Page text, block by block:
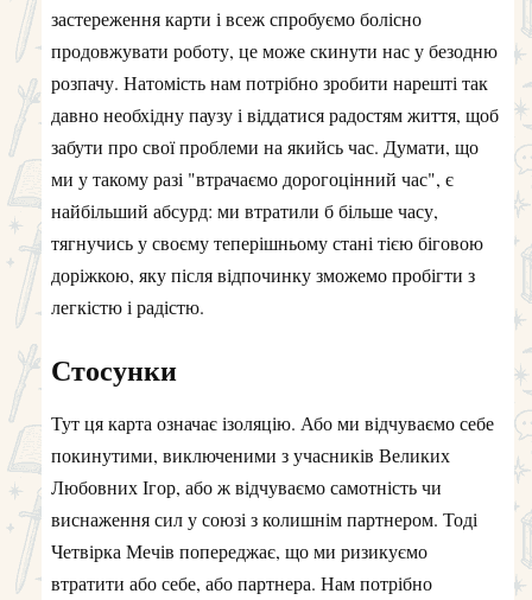
застереження карти і всеж спробуємо болісно
продовжувати роботу, це може скинути нас у безодню
розпачу. Натомість нам потрібно зробити нарешті так
давно необхідну паузу і віддатися радостям життя, щоб
забути про свої проблеми на якийсь час. Думати, що
ми у такому разі "втрачаємо дорогоцінний час", є
найбільший абсурд: ми втратили б більше часу,
тягнучись у своєму теперішньому стані тією біговою
доріжкою, яку після відпочинку зможемо пробігти з
легкістю і радістю.
Стосунки
Тут ця карта означає ізоляцію. Або ми відчуваємо себе
покинутими, виключеними з учасників Великих
Любовних Ігор, або ж відчуваємо самотність чи
виснаження сил у союзі з колишнім партнером. Тоді
Четвірка Мечів попереджає, що ми ризикуємо
втратити або себе, або партнера. Нам потрібно